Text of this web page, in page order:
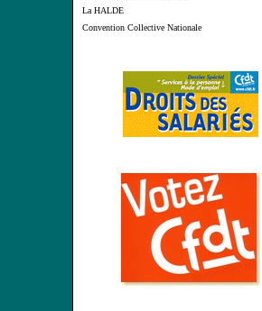
La HALDE
Convention Collective Nationale